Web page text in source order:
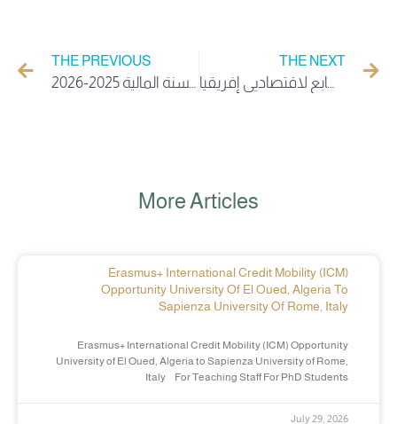
THE PREVIOUS THE NEXT
دعوة للمشاركة في المؤتمر السابع لاقتصاديي إفريقيا (CAE)
More Articles
Erasmus+ International Credit Mobility (ICM)
Opportunity University Of El Oued, Algeria To
Sapienza University Of Rome, Italy
Erasmus+ International Credit Mobility (ICM) Opportunity
University of El Oued, Algeria to Sapienza University of Rome,
Italy For Teaching Staff For PhD Students
July 29, 2026